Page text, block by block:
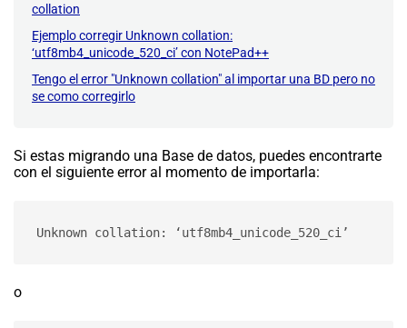
collation
Ejemplo corregir Unknown collation:
‘utf8mb4_unicode_520_ci’ con NotePad++
Tengo el error "Unknown collation" al importar una BD pero no
se como corregirlo
Si estas migrando una Base de datos, puedes encontrarte
con el siguiente error al momento de importarla:
Unknown collation: ‘utf8mb4_unicode_520_ci’
o